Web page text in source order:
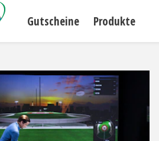
Gutscheine Produkte